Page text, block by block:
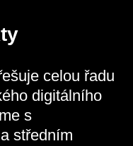
celou řadu
digitálního
s
středním